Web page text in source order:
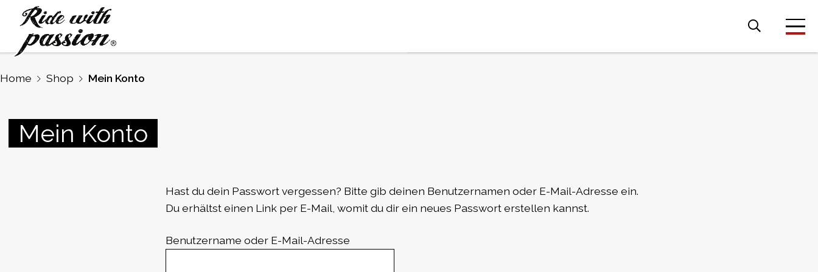
nach:
Home Shop Mein Konto
Mein Konto
Hast du dein Passwort vergessen? Bitte gib deinen Benutzernamen oder E-Mail-Adresse ein.
Du erhältst einen Link per E-Mail, womit du dir ein neues Passwort erstellen kannst.
Benutzername oder E-Mail-Adresse